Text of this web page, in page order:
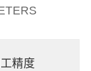
精度